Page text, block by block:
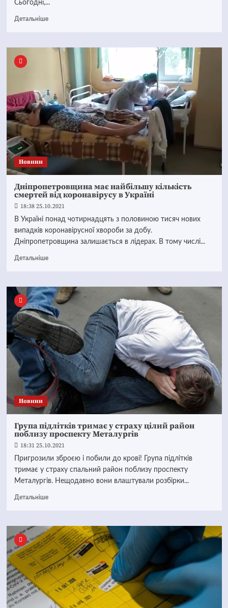
Сьогодні,...
Детальніше
Новини
Дніпропетровщина має найбільшу кількість
смертей від коронавірусу в Україні
18:38 25.10.2021
В Україні понад чотирнадцять з половиною тисяч нових
випадків коронавірусної хвороби за добу.
Дніпропетровщина залишається в лідерах. В тому числі...
Детальніше
Новини
Група підлітків тримає у страху цілий район
поблизу проспекту Металургів
18:31 25.10.2021
Пригрозили зброєю і побили до крові! Група підлітків
тримає у страху спальний район поблизу проспекту
Металургів. Нещодавно вони влаштували розбірки...
Детальніше